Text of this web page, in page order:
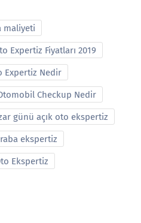
maliyeti
Expertiz Fiyatları 2019
Expertiz Nedir
Checkup Nedir
günü açık oto ekspertiz
ekspertiz
Ekspertiz